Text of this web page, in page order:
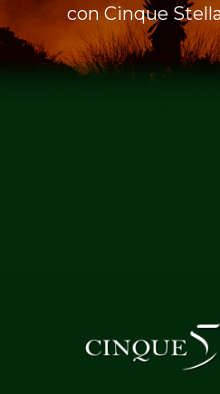
con Cinque